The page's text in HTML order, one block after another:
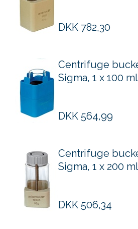
DKK 782,30
Centrifuge
Sigma, 1 x 100
DKK 564,99
Centrifuge
Sigma, 1 x 200
DKK 506,34